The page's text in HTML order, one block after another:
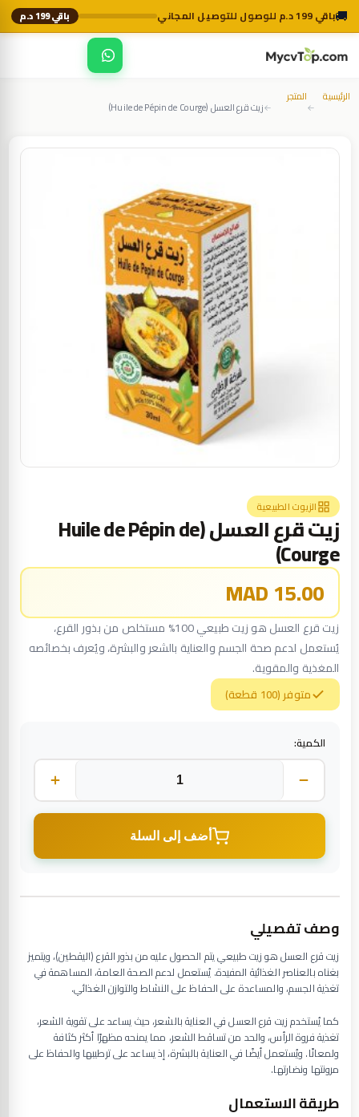
🚚باقي 199 د.م للوصول للتوصيل المجاني باقي 199 د.م
MycvTop
الرئيسية
←
المتجر
←زيت قرع العسل (Huile de Pépin de Courge)
الزيوت الطبيعية
زيت قرع العسل (Huile de Pépin de
Courge)
15.00 MAD
زيت قرع العسل هو زيت طبيعي 100% مستخلص من بذور القرع،
يُستعمل لدعم صحة الجسم والعناية بالشعر والبشرة، ويُعرف بخصائصه
المغذية والمقوية.
متوفر (100 قطعة)
الكمية:
أضف إلى السلة
وصف تفصيلي
زيت قرع العسل هو زيت طبيعي يتم الحصول عليه من بذور القرع (اليقطين)، ويتميز
بغناه بالعناصر الغذائية المفيدة. يُستعمل لدعم الصحة العامة، المساهمة في
تغذية الجسم، والمساعدة على الحفاظ على النشاط والتوازن الغذائي.
كما يُستخدم زيت قرع العسل في العناية بالشعر، حيث يساعد على تقوية الشعر،
تغذية فروة الرأس، والحد من تساقط الشعر، مما يمنحه مظهرًا أكثر كثافة
ولمعانًا. ويُستعمل أيضًا في العناية بالبشرة، إذ يساعد على ترطيبها والحفاظ على
مرونتها ونضارتها.
طريقة الاستعمال